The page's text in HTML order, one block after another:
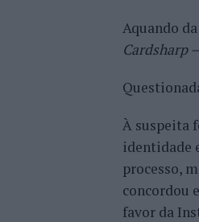
Aquando
Cardsharp
À suspeita
identidade
processo,
concordou
favor da